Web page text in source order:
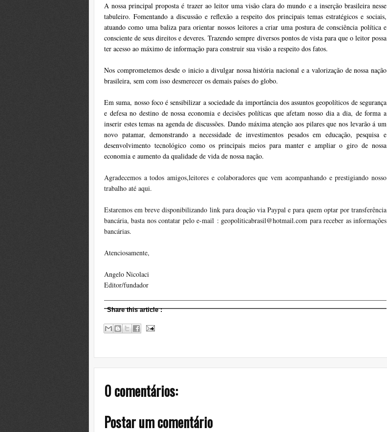
A nossa principal proposta é trazer ao leitor uma visão clara do mundo e a inserção brasileira nesse
tabuleiro. Fomentando a discussão e reflexão a respeito dos principais temas estratégicos e sociais,
atuando como uma baliza para orientar nossos leitores a criar uma postura de consciência política e
consciente de seus direitos e deveres. Trazendo sempre diversos pontos de vista para que o leitor possa
ter acesso ao máximo de informação para construir sua visão a respeito dos fatos.
Nos comprometemos desde o inicio a divulgar nossa história nacional e a valorização de nossa nação
brasileira, sem com isso desmerecer os demais países do globo.
Em suma, nosso foco é sensibilizar a sociedade da importância dos assuntos geopolíticos de segurança
e defesa no destino de nossa economia e decisões políticas que afetam nosso dia a dia, de forma a
inserir estes temas na agenda de discussões. Dando máxima atenção aos pilares que nos levarão á um
novo patamar, demonstrando a necessidade de investimentos pesados em educação, pesquisa e
desenvolvimento tecnológico como os principais meios para manter e ampliar o giro de nossa
economia e aumento da qualidade de vida de nossa nação.
Agradecemos a todos amigos,leitores e colaboradores que vem acompanhando e prestigiando nosso
trabalho até aqui.
Estaremos em breve disponibilizando link para doação via Paypal e para quem optar por transferência
bancária, basta nos contatar pelo e-mail : geopoliticabrasil@hotmail.com para receber as informações
bancárias.
Atenciosamente,
Angelo Nicolaci
Editor/fundador
Share this article:
0 comentários:
Postar um comentário